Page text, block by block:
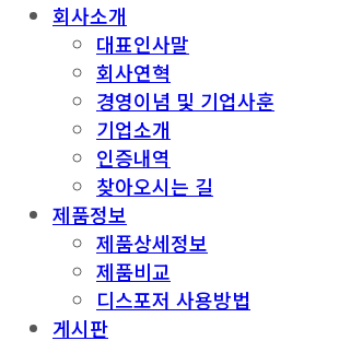
회사소개
대표인사말
회사연혁
경영이념 및 기업사훈
기업소개
인증내역
찾아오시는 길
제품정보
제품상세정보
제품비교
디스포저 사용방법
게시판